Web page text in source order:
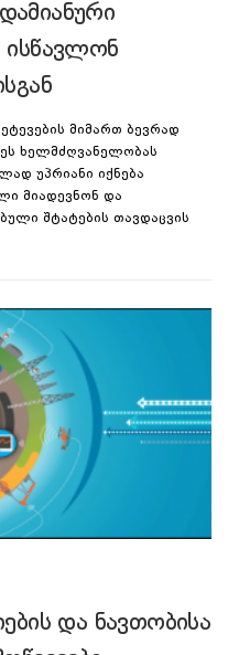
ისწავლონ
მიმართ ბევრად
ხელმძღვანელობას
უპრიანი იქნება
მიადევნონ და
შტატების თავდაცვის
და ნავთობისა